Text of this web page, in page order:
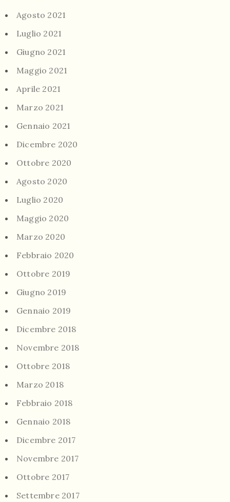
Agosto 2021
Luglio 2021
Giugno 2021
Maggio 2021
Aprile 2021
Marzo 2021
Gennaio 2021
Dicembre 2020
Ottobre 2020
Agosto 2020
Luglio 2020
Maggio 2020
Marzo 2020
Febbraio 2020
Ottobre 2019
Giugno 2019
Gennaio 2019
Dicembre 2018
Novembre 2018
Ottobre 2018
Marzo 2018
Febbraio 2018
Gennaio 2018
Dicembre 2017
Novembre 2017
Ottobre 2017
Settembre 2017